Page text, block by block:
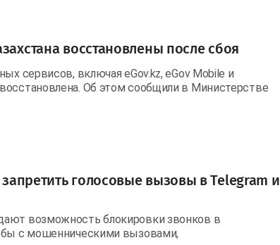
восстановлены после сбоя
сервисов, включая eGov.kz, eGov Mobile и
Об этом сообщили в Министерстве
голосовые вызовы в Telegram и
возможность блокировки звонков в
с мошенническими вызовами,